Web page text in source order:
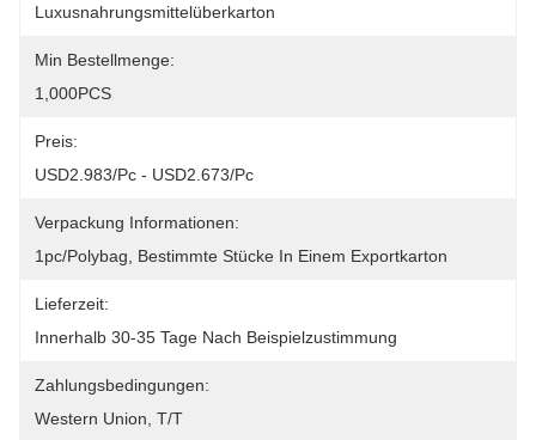
Luxusnahrungsmittelüberkarton
Min Bestellmenge:
1,000PCS
Preis:
USD2.983/pc - USD2.673/pc
Verpackung Informationen:
1pc/polybag, Bestimmte Stücke In Einem Exportkarton
Lieferzeit:
Innerhalb 30-35 Tage Nach Beispielzustimmung
Zahlungsbedingungen:
Western Union, T/T